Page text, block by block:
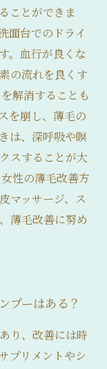
ことができま
面台でのドライ
。血行が良くな
の流れを良くす
解消することも
を崩し、薄毛の
は、深呼吸や瞑
スすることが大
性の薄毛改善方
マッサージ、ス
薄毛改善に努め
プーはある？
り、改善には時
プリメントやシ